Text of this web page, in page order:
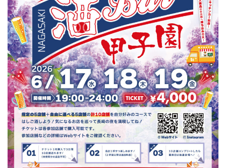
へ
ス
キ
ッ
プ